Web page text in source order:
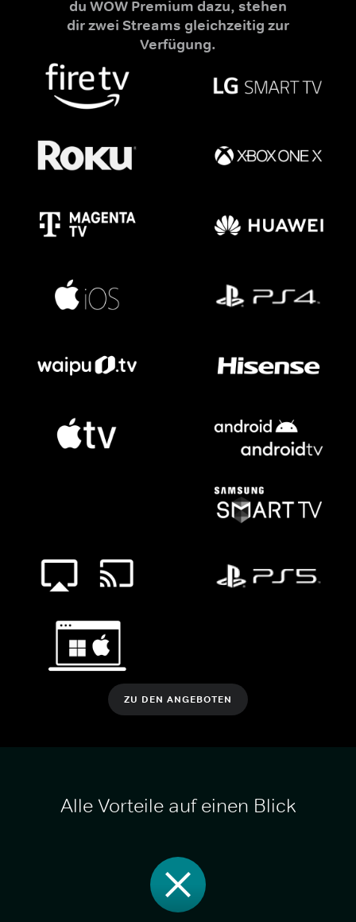
du WOW Premium dazu, stehen
dir zwei Streams gleichzeitig zur
Verfügung.
ZU DEN ANGEBOTEN
Alle Vorteile auf einen Blick